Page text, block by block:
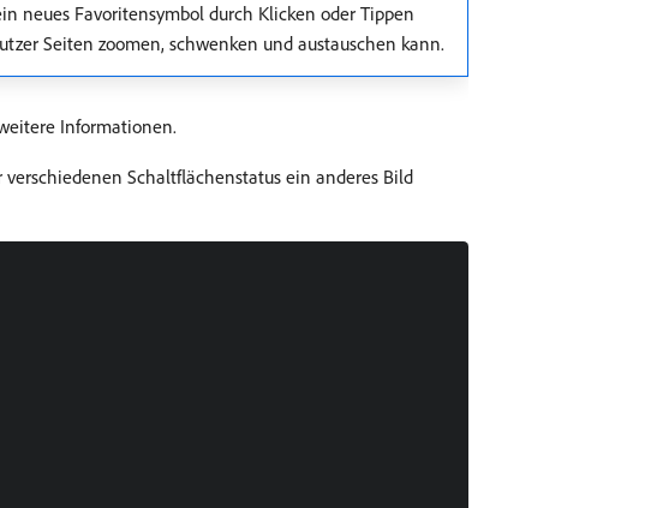
neues Favoritensymbol durch Klicken oder Tippen
Seiten zoomen, schwenken und austauschen kann.
Informationen.
Schaltflächenstatus ein anderes Bild